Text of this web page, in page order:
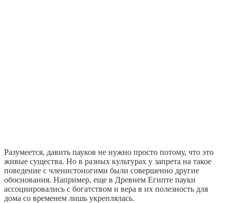
Разумеется, давить пауков не нужно просто потому, что это
живые существа. Но в разных культурах у запрета на такое
поведение с членистоногими были совершенно другие
обоснования. Например, еще в Древнем Египте пауки
ассоциировались с богатством и вера в их полезность для
дома со временем лишь укреплялась.